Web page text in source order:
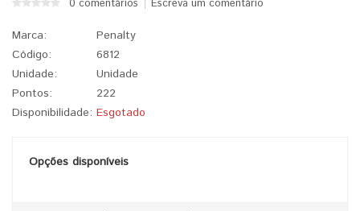
0 comentários Escreva um comentário
Marca:
Penalty
Código:
6812
Unidade:
Unidade
Pontos:
222
Disponibilidade: Esgotado
Opções disponíveis